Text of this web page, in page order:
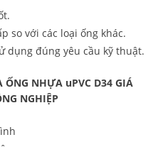
so với các loại ống khác.
dụng đúng yêu cầu kỹ thuật.
ỐNG NHỰA uPVC D34 GIÁ
NGHIỆP